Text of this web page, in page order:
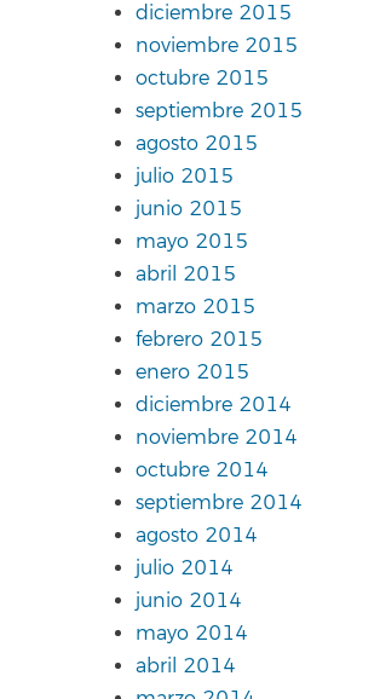
diciembre 2015
noviembre 2015
octubre 2015
septiembre 2015
agosto 2015
julio 2015
junio 2015
mayo 2015
abril 2015
marzo 2015
febrero 2015
enero 2015
diciembre 2014
noviembre 2014
octubre 2014
septiembre 2014
agosto 2014
julio 2014
junio 2014
mayo 2014
abril 2014